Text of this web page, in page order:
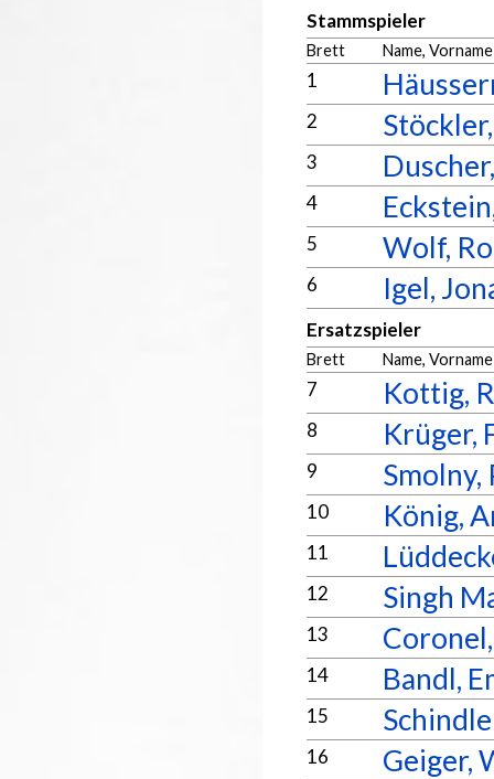
Stammspieler
Brett Name, Vorname
1
2
3
4
5 Wolf,
6 Igel,
Ersatzspieler
Brett Name, Vorname
7 Kottig,
8 Krüger,
9 Smolny,
10 König,
11
12 Singh
13
14 Bandl,
15
16 Geiger,